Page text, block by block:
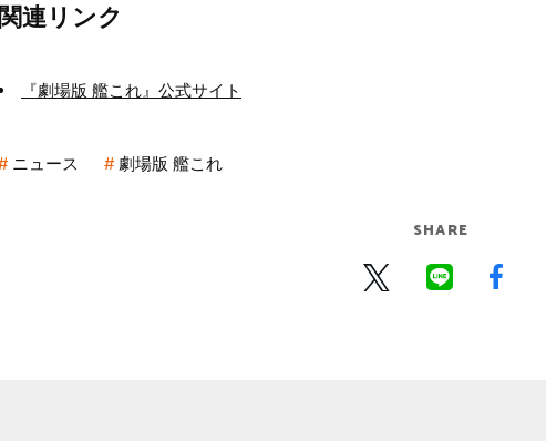
関連リンク
『劇場版 艦これ』公式サイト
ニュース 劇場版 艦これ
SHARE